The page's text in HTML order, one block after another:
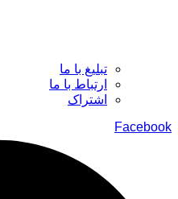
تبلیغ با ما
ارتباط با ما
اشتراک
Facebook